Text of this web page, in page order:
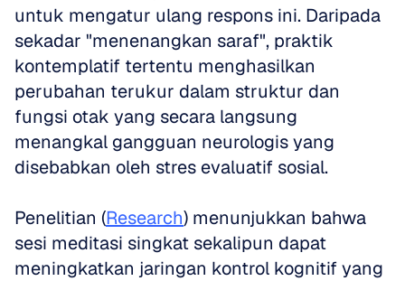
untuk mengatur ulang respons ini. Daripada
sekadar "menenangkan saraf", praktik
kontemplatif tertentu menghasilkan
perubahan terukur dalam struktur dan
fungsi otak yang secara langsung
menangkal gangguan neurologis yang
disebabkan oleh stres evaluatif sosial.
Penelitian (Research) menunjukkan bahwa
sesi meditasi singkat sekalipun dapat
meningkatkan jaringan kontrol kognitif yang